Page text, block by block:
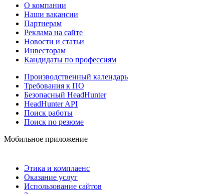
О компании
Наши вакансии
Партнерам
Реклама на сайте
Новости и статьи
Инвесторам
Кандидаты по профессиям
Производственный календарь
Требования к ПО
Безопасный HeadHunter
HeadHunter API
Поиск работы
Поиск по резюме
Мобильное приложение
Этика и комплаенс
Оказание услуг
Использование сайтов